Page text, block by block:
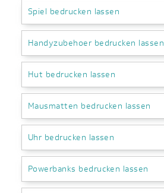
Spiel bedrucken lassen
Handyzubehoer bedrucken lassen
Hut bedrucken lassen
Mausmatten bedrucken lassen
Uhr bedrucken lassen
Powerbanks bedrucken lassen